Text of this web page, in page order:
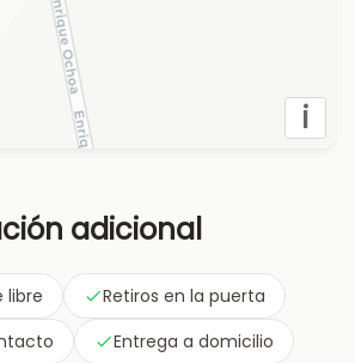
i
adicional
libre
Retiros en la puerta
Entrega a domicilio